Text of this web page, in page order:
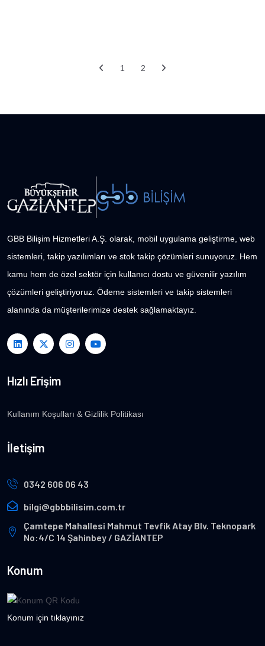
1 2
GBB Bilişim Hizmetleri A.Ş. olarak, mobil uygulama geliştirme, web
sistemleri, takip yazılımları ve stok takip çözümleri sunuyoruz. Hem
kamu hem de özel sektör için kullanıcı dostu ve güvenilir yazılım
çözümleri geliştiriyoruz. Ödeme sistemleri ve takip sistemleri
alanında da müşterilerimize destek sağlamaktayız.
Hızlı Erişim
Kullanım Koşulları & Gizlilik Politikası
İletişim
0342 606 06 43
bilgi@gbbbilisim.com.tr
Çamtepe Mahallesi Mahmut Tevfik Atay Blv. Teknopark
No:4/C 14 Şahinbey / GAZİANTEP
Konum
Konum için tıklayınız